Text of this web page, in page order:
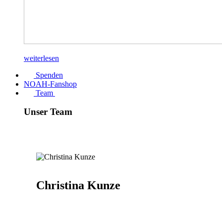
weiterlesen
Spenden
NOAH-Fanshop
Team
Unser Team
Christina Kunze